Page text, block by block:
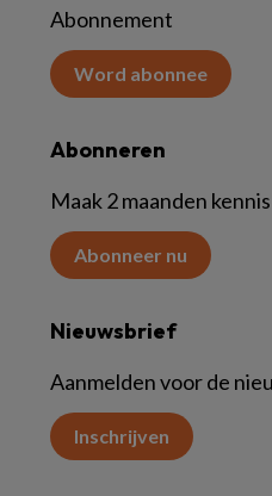
Abonnement
Word abonnee
Abonneren
Maak 2 maanden
Abonneer nu
Nieuwsbrief
Aanmelden voor de
Inschrijven